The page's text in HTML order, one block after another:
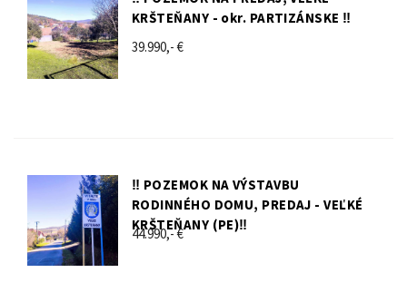
KRŠTEŇANY - okr. PARTIZÁNSKE ‼️
39.990,- €
‼️ POZEMOK NA VÝSTAVBU
RODINNÉHO DOMU, PREDAJ - VEĽKÉ
KRŠTEŇANY (PE)‼️
44.990,- €